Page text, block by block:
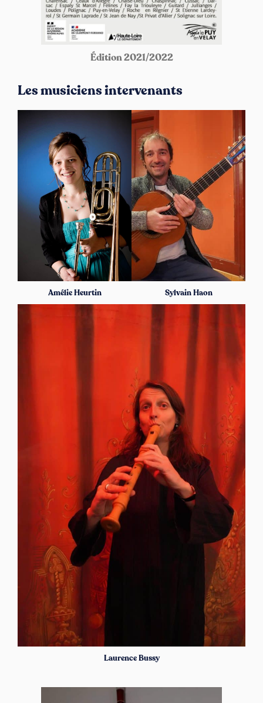
Édition 2021/2022
Les musiciens intervenants
Amélie Heurtin Sylvain Haon
Laurence Bussy